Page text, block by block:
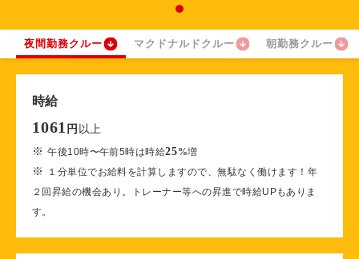
夜間勤務クルー マクドナルドクルー 朝勤務クルー
時給
1061 円 以上
※午後10時〜午前5時は時給25%増
※
１分単位でお給料を計算しますので、無駄なく働けます！年
２回昇給の機会あり。トレーナー等への昇進で時給UPもありま
す。